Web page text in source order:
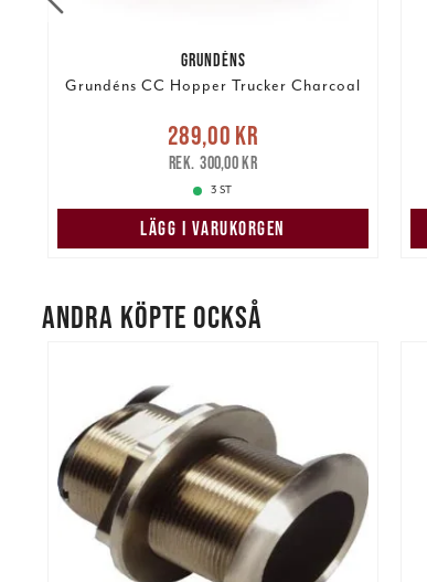
GRUNDÉNS
Grundéns CC Hopper Trucker Charcoal
Nuvarande pris
Tidigare pris
289,00 kr
300,00 kr
3 ST
LÄGG I VARUKORGEN
ANDRA KÖPTE OCKSÅ